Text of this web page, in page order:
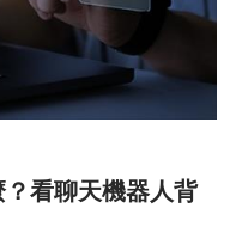
看聊天機器人背